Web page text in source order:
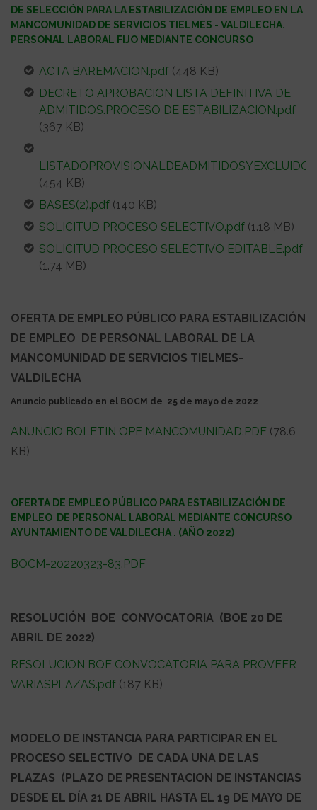
DE SELECCIÓN PARA LA ESTABILIZACIÓN DE EMPLEO EN LA
MANCOMUNIDAD DE SERVICIOS TIELMES - VALDILECHA.
PERSONAL LABORAL FIJO MEDIANTE CONCURSO
ACTA BAREMACION.pdf (448 KB)
DECRETO APROBACION LISTA DEFINITIVA DE
ADMITIDOS.PROCESO DE ESTABILIZACION.pdf
(367 KB)
(454 KB)
BASES(2).pdf (140 KB)
SOLICITUD PROCESO SELECTIVO.pdf (1.18 MB)
SOLICITUD PROCESO SELECTIVO EDITABLE.pdf
(1.74 MB)
OFERTA DE EMPLEO PÚBLICO PARA ESTABILIZACIÓN
DE EMPLEO DE PERSONAL LABORAL DE LA
MANCOMUNIDAD DE SERVICIOS TIELMES-
VALDILECHA
Anuncio publicado en el BOCM de 25 de mayo de 2022
ANUNCIO BOLETIN OPE MANCOMUNIDAD.PDF (78.6
KB)
OFERTA DE EMPLEO PÚBLICO PARA ESTABILIZACIÓN DE
EMPLEO DE PERSONAL LABORAL MEDIANTE CONCURSO
AYUNTAMIENTO DE VALDILECHA . (AÑO 2022)
BOCM-20220323-83.PDF
RESOLUCIÓN BOE CONVOCATORIA (BOE 20 DE
ABRIL DE 2022)
RESOLUCION BOE CONVOCATORIA PARA PROVEER
VARIASPLAZAS.pdf (187 KB)
MODELO DE INSTANCIA PARA PARTICIPAR EN EL
PROCESO SELECTIVO DE CADA UNA DE LAS
PLAZAS (PLAZO DE PRESENTACION DE INSTANCIAS
DESDE EL DÍA 21 DE ABRIL HASTA EL 19 DE MAYO DE